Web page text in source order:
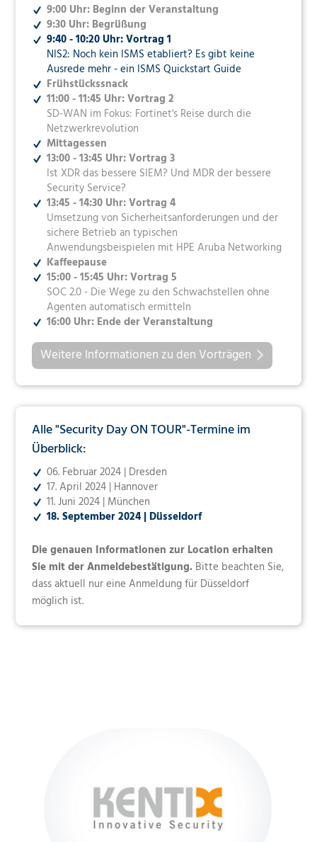
9:00 Uhr: Beginn der Veranstaltung
9:30 Uhr: Begrüßung
9:40 - 10:20 Uhr: Vortrag 1
NIS2: Noch kein ISMS etabliert? Es gibt keine
Ausrede mehr - ein ISMS Quickstart Guide
Frühstückssnack
11:00 - 11:45 Uhr: Vortrag 2
SD-WAN im Fokus: Fortinet's Reise durch die
Netzwerkrevolution
Mittagessen
13:00 - 13:45 Uhr: Vortrag 3
Ist XDR das bessere SIEM? Und MDR der bessere
Security Service?
13:45 - 14:30 Uhr: Vortrag 4
Umsetzung von Sicherheitsanforderungen und der
sichere Betrieb an typischen
Anwendungsbeispielen mit HPE Aruba Networking
Kaffeepause
15:00 - 15:45 Uhr: Vortrag 5
SOC 2.0 - Die Wege zu den Schwachstellen ohne
Agenten automatisch ermitteln
16:00 Uhr: Ende der Veranstaltung
Weitere Informationen zu den Vorträgen
Alle "Security Day ON TOUR"-Termine im
Überblick:
06. Februar 2024 | Dresden
17. April 2024 | Hannover
11. Juni 2024 | München
18. September 2024 | Düsseldorf
Die genauen Informationen zur Location erhalten
Sie mit der Anmeldebestätigung. Bitte beachten Sie,
dass aktuell nur eine Anmeldung für Düsseldorf
möglich ist.